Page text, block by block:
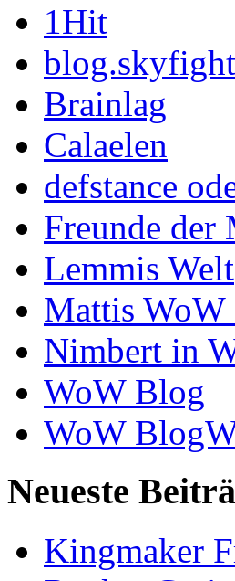
1Hit
Brainlag
Calaelen
defstance
Freunde der
Lemmis Welt
Mattis WoW
Nimbert in
WoW Blog
WoW
Neueste
Kingmaker